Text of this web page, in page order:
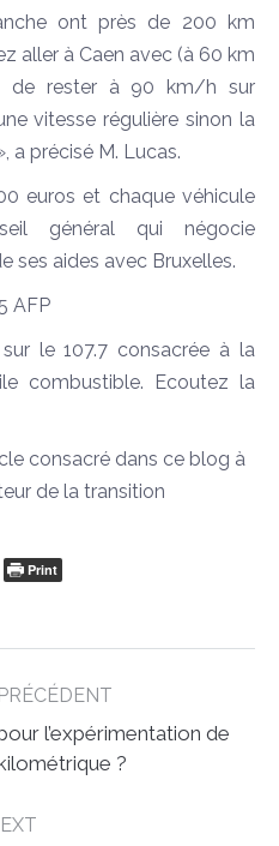
ont près de 200 km
aller à Caen avec (à 60 km
de rester à 90 km/h sur
vitesse régulière sinon la
a précisé M. Lucas.
euros et chaque véhicule
général qui négocie
ses aides avec Bruxelles.
AFP
le 107.7 consacrée à la
combustible. Ecoutez la
consacré dans ce blog à
de la transition
Print
Previous
post:
l’expérimentation de
?